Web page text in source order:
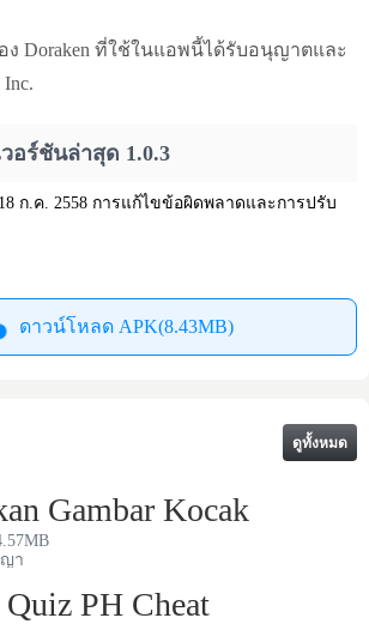
Doraken ที่ใช้ในแอพนี้ได้รับอนุญาตและ
อร์ชันล่าสุด 1.0.3
ก.ค. 2558 การแก้ไขข้อผิดพลาดและการปรับ
ดาวน์โหลด APK(8.43MB)
ดูทั้งหมด
Gambar Kocak
า
PH Cheat